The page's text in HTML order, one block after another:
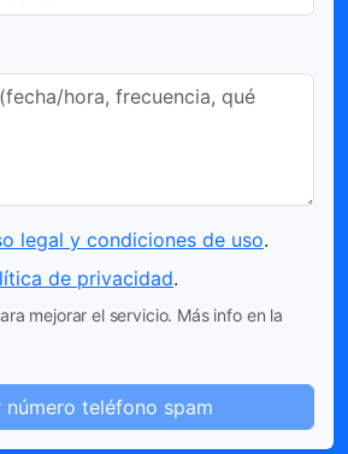
legal y condiciones de uso.
de privacidad.
mejorar el servicio. Más info en la
número teléfono spam